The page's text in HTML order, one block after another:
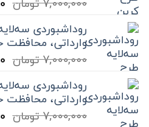
وارداتی، محافظت
7,000,000تومان
روداشبوردی
وارداتی، محافظت
7,000,000تومان